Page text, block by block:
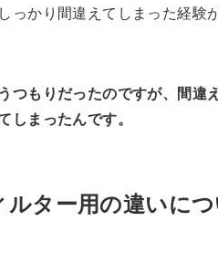
っかり間違えてしまった経験
つもりだったのですが、間違
しまったんです。
ルター用の違いに